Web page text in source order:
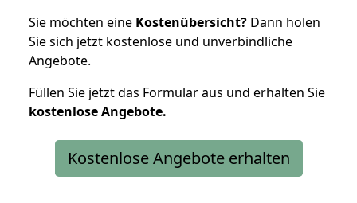
Sie möchten eine Kostenübersicht? Dann holen
Sie sich jetzt kostenlose und unverbindliche
Angebote.
Füllen Sie jetzt das Formular aus und erhalten Sie
kostenloseAngebote.
Kostenlose Angebote erhalten